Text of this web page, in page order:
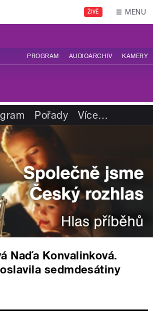
ŽIVĚ MENU
PROGRAM AUDIOARCHIV KAMERY
Pořady Více…
Naďa Konvalinková.
sedmdesátiny